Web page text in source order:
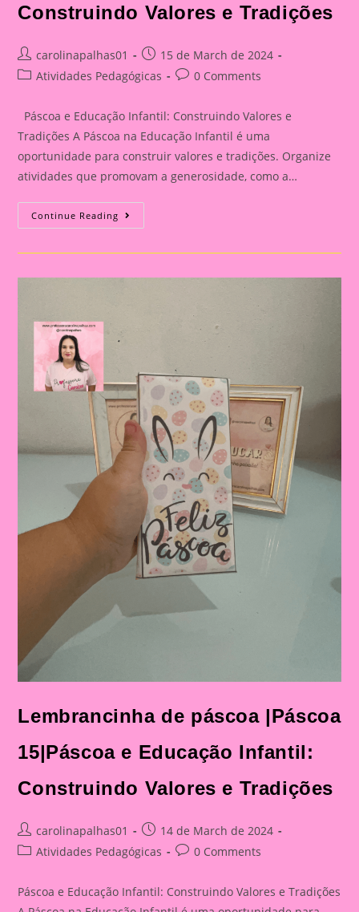
Construindo Valores e Tradições
Post
author:
carolinapalhas01
Post
published:
15 de March de 2024
PostAtividades Pedagógicas
Post0 Comments
Páscoa e Educação Infantil: Construindo Valores e
Tradições A Páscoa na Educação Infantil é uma
oportunidade para construir valores e tradições. Organize
atividades que promovam a generosidade, como a…
Continue Reading Lembrancinha
De
|Páscoa
Educação
E
Tradições
Lembrancinha de páscoa |Páscoa
15|Páscoa e Educação Infantil:
Construindo Valores e Tradições
Post
author:
carolinapalhas01
Post
published:
14 de March de 2024
PostAtividades Pedagógicas
Post0 Comments
Páscoa e Educação Infantil: Construindo Valores e Tradições